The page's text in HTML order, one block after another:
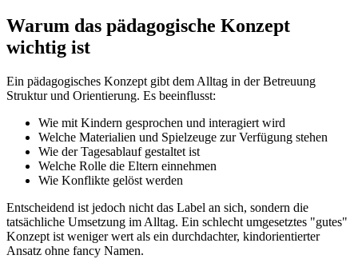
Warum das pädagogische Konzept
wichtig ist
Ein pädagogisches Konzept gibt dem Alltag in der Betreuung
Struktur und Orientierung. Es beeinflusst:
Wie mit Kindern gesprochen und interagiert wird
Welche Materialien und Spielzeuge zur Verfügung stehen
Wie der Tagesablauf gestaltet ist
Welche Rolle die Eltern einnehmen
Wie Konflikte gelöst werden
Entscheidend ist jedoch nicht das Label an sich, sondern die
tatsächliche Umsetzung im Alltag. Ein schlecht umgesetztes "gutes"
Konzept ist weniger wert als ein durchdachter, kindorientierter
Ansatz ohne fancy Namen.